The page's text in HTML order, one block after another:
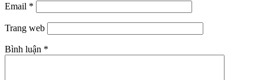
Email *
Trang web
Bình luận *